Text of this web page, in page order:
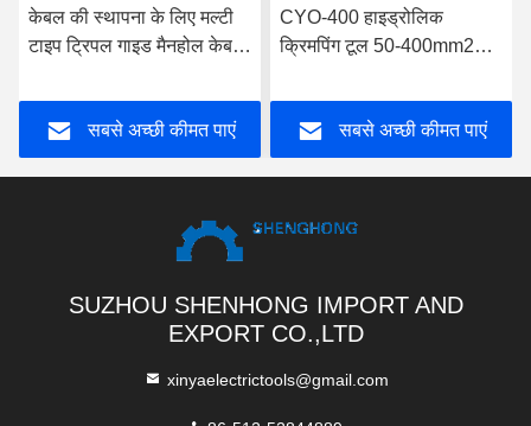
केबल की स्थापना के लिए मल्टी
टाइप ट्रिपल गाइड मैनहोल केबल
सबसे अच्छी कीमत पाएं
CYO-400 हाइड्रोलिक
क्रिमपिंग टूल 50-400mm2
क्रिमपिंग टूल
सबसे अच्छी कीमत पाएं
SUZHOU SHENHONG IMPORT AND
EXPORT CO.,LTD
xinyaelectrictools@gmail.com